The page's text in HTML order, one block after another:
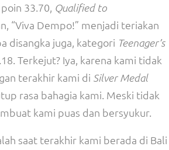
33.70, Qualified to
“Viva Dempo!” menjadi teriakan
disangka juga, kategori Teenager’s
Terkejut? Iya, karena kami tidak
terakhir kami di Silver Medal
rasa bahagia kami. Meski tidak
kami puas dan bersyukur.
saat terakhir kami berada di Bali